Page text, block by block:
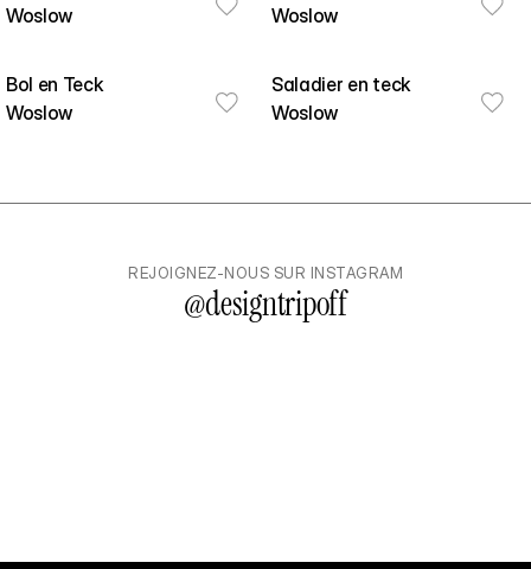
blanc et marron
Woslow
naturel
Woslow
Bol en Teck
Woslow
Saladier en teck
Woslow
REJOIGNEZ-NOUS SUR INSTAGRAM
@designtripoff